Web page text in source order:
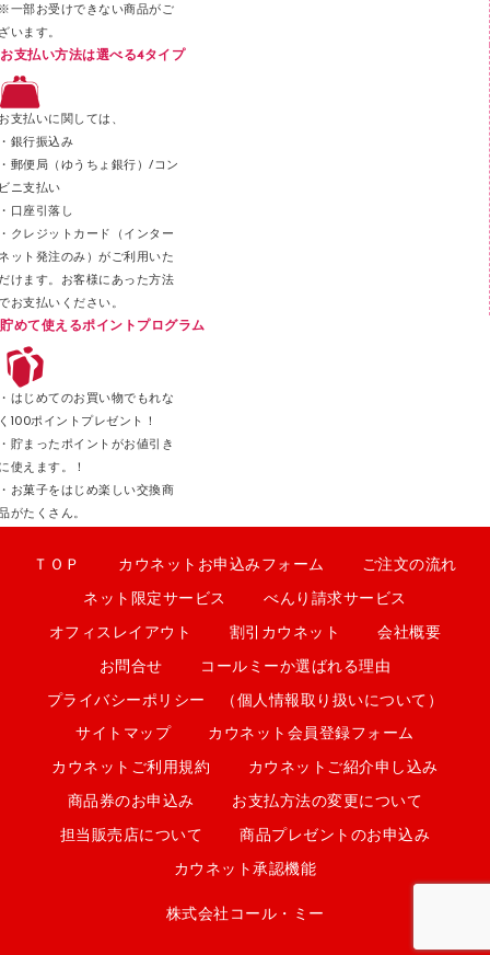
セロハンテープ
スティックのり
クリップ
カッター
一部お受けできない商品がご
います。
お支払い方法は選べる4タイプ
支払いに関しては、
銀行振込み
郵便局（ゆうちょ銀行）/コン
ニ支払い
口座引落し
クレジットカード（インター
ット発注のみ）がご利用いた
けます。お客様にあった方法
お支払いください。
貯めて使えるポイントプログラム
はじめてのお買い物でもれな
100ポイントプレゼント！
貯まったポイントがお値引き
使えます。！
お菓子をはじめ楽しい交換商
がたくさん。
ＴＯＰ カウネットお申込みフォーム ご注文の流れ
ネット限定サービス べんり請求サービス
オフィスレイアウト 割引カウネット 会社概要
お問合せ コールミーか選ばれる理由
プライバシーポリシー （個人情報取り扱いについて）
サイトマップ カウネット会員登録フォーム
カウネットご利用規約 カウネットご紹介申し込み
商品券のお申込み お支払方法の変更について
担当販売店について 商品プレゼントのお申込み
カウネット承認機能
株式会社コール・ミー